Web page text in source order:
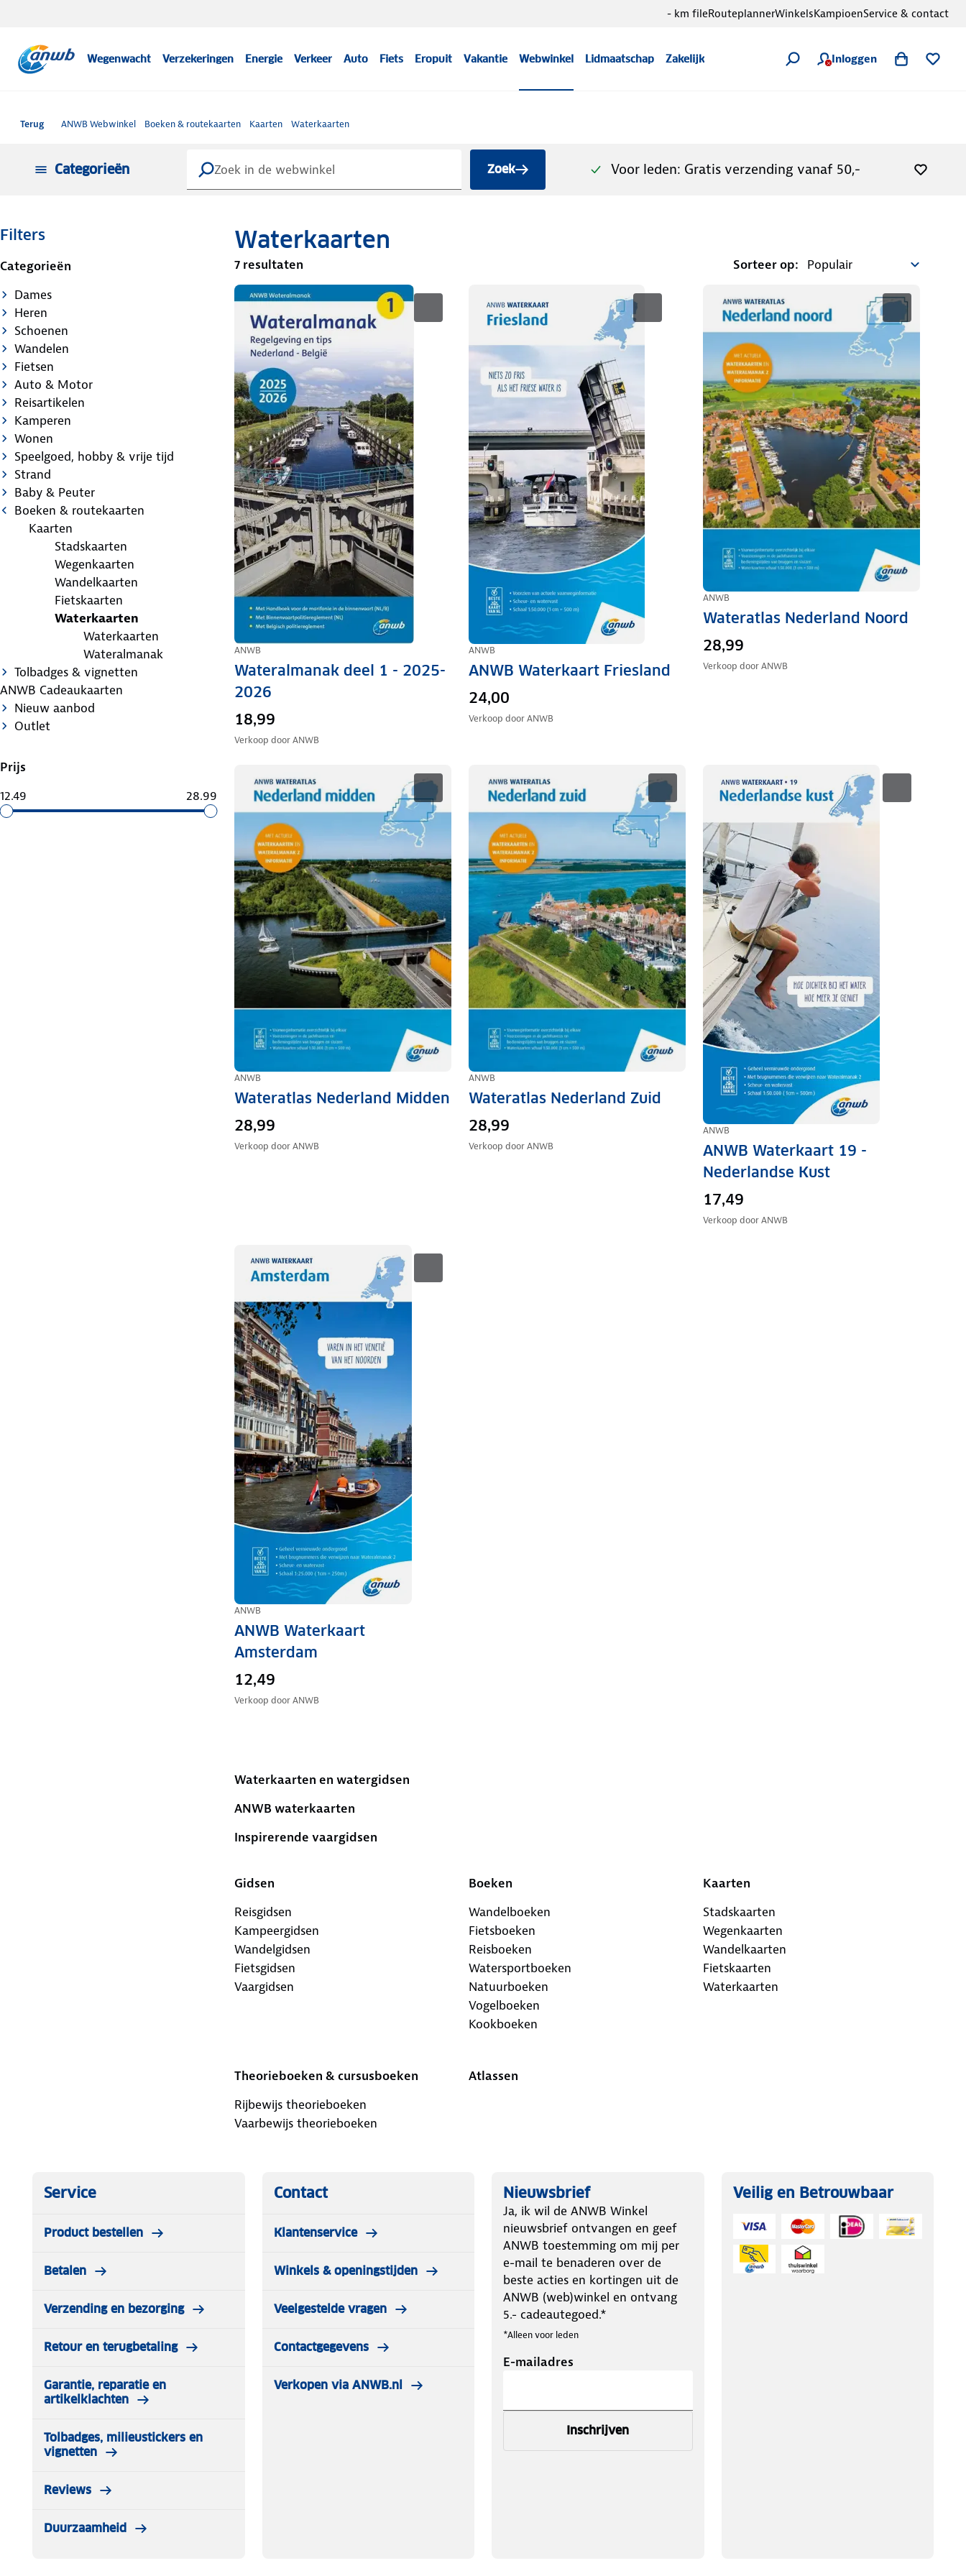
Wegenwacht Verzekeringen Energie Verkeer Auto Fiets Eropuit Vakantie Webwinkel Lidmaatschap Zakelijk Inloggen
- km fileRouteplannerWinkelsKampioenService & contact
Terug ANWB Webwinkel Boeken & routekaarten Kaarten Waterkaarten
Categorieën Zoek Voor leden: Gratis verzending vanaf 50,-
Filters
Categorieën
Dames
Heren
Schoenen
Wandelen
Fietsen
Auto & Motor
Reisartikelen
Kamperen
Wonen
Speelgoed, hobby & vrije tijd
Strand
Baby & Peuter
Boeken & routekaarten
Kaarten
Stadskaarten
Wegenkaarten
Wandelkaarten
Fietskaarten
Waterkaarten
Waterkaarten
Wateralmanak
Tolbadges & vignetten
ANWB Cadeaukaarten
Nieuw aanbod
Outlet
Prijs
12.49
28.99
Waterkaarten
7 resultaten Sorteer op:
ANWB
Wateralmanak deel 1 - 2025-
2026
18,99
Verkoop doorANWB
ANWB
ANWB Waterkaart Friesland
24,00
Verkoop doorANWB
ANWB
Wateratlas Nederland Noord
28,99
Verkoop doorANWB
ANWB
Wateratlas Nederland Midden
28,99
Verkoop doorANWB
ANWB
Wateratlas Nederland Zuid
28,99
Verkoop doorANWB
ANWB
ANWB Waterkaart 19 -
Nederlandse Kust
17,49
Verkoop doorANWB
ANWB
ANWB Waterkaart
Amsterdam
12,49
Verkoop doorANWB
Waterkaarten en watergidsen
ANWB waterkaarten
Inspirerende vaargidsen
Gidsen
Reisgidsen
Kampeergidsen
Wandelgidsen
Fietsgidsen
Vaargidsen
Boeken
Wandelboeken
Fietsboeken
Reisboeken
Watersportboeken
Natuurboeken
Vogelboeken
Kookboeken
Kaarten
Stadskaarten
Wegenkaarten
Wandelkaarten
Fietskaarten
Waterkaarten
Theorieboeken & cursusboeken
Rijbewijs theorieboeken
Vaarbewijs theorieboeken
Atlassen
Service
Product bestellen
Betalen
Verzending en bezorging
Retour en terugbetaling
Garantie, reparatie en
artikelklachten
Tolbadges, milieustickers en
vignetten
Reviews
Duurzaamheid
Contact
Klantenservice
Winkels & openingstijden
Veelgestelde vragen
Contactgegevens
Verkopen via ANWB.nl
Nieuwsbrief
Ja, ik wil de ANWB Winkel
nieuwsbrief ontvangen en geef
ANWB toestemming om mij per
e-mail te benaderen over de
beste acties en kortingen uit de
ANWB (web)winkel en ontvang
5.- cadeautegoed.*
*Alleen voor leden
E-mailadres
Inschrijven
Veilig en Betrouwbaar